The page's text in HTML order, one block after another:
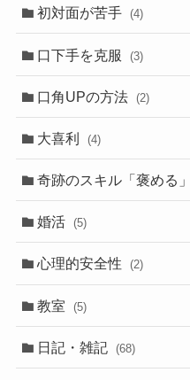
初対面が苦手 (4)
口下手を克服 (3)
口角UPの方法 (2)
大喜利 (4)
奇跡のスキル「褒める」
婚活 (5)
心理的安全性 (2)
教室 (5)
日記・雑記 (68)